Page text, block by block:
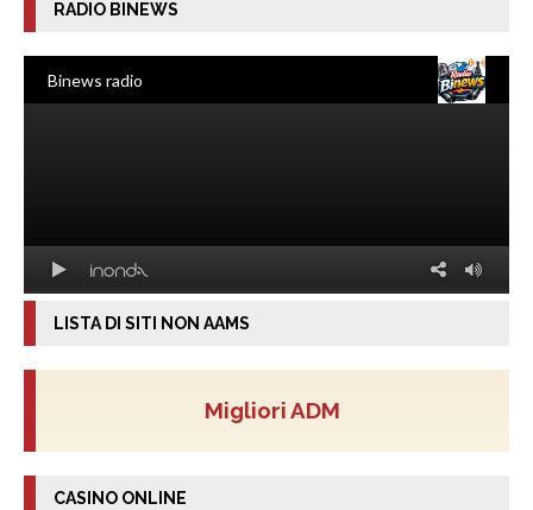
RADIO BINEWS
LISTA DI SITI NON AAMS
Migliori ADM
CASINO ONLINE